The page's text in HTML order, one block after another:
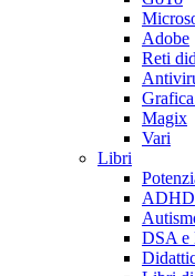
Adobe
Reti
Magix
Vari
Libri
ADHD
DSA e